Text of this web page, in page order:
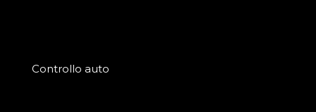
Controllo auto